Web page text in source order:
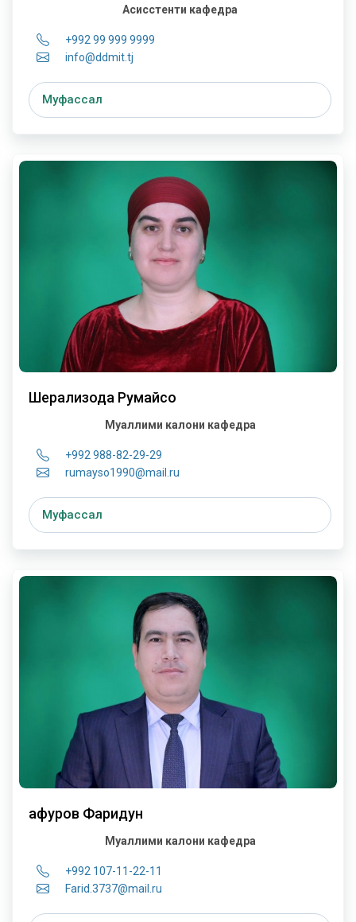
Асисстенти кафедра
+992 99 999 9999
info@ddmit.tj
Муфассал
Шерализода Румайсо
Муаллими калони кафедра
+992 988-82-29-29
rumayso1990@mail.ru
Муфассал
Ғафуров Фаридун
Муаллими калони кафедра
+992 107-11-22-11
Farid.3737@mail.ru